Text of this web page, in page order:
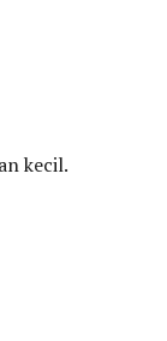
kecil.